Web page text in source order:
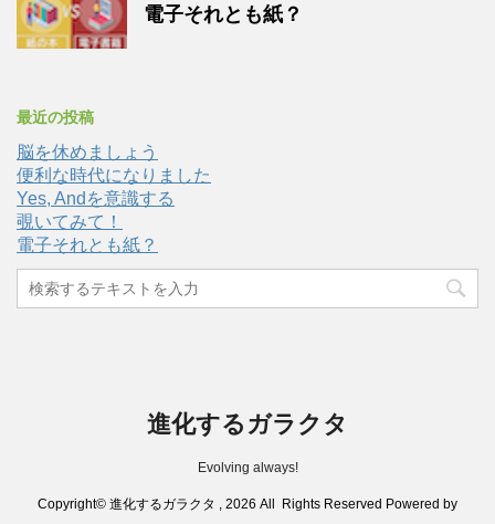
電子それとも紙？
最近の投稿
脳を休めましょう
便利な時代になりました
Yes, Andを意識する
覗いてみて！
電子それとも紙？
進化するガラクタ
Evolving always!
Copyright© 進化するガラクタ , 2026 All Rights Reserved Powered by